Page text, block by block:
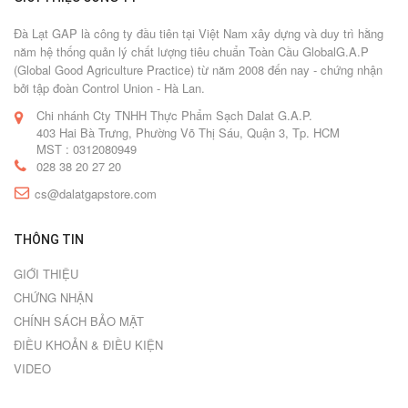
Đà Lạt GAP là công ty đầu tiên tại Việt Nam xây dựng và duy trì hằng
năm hệ thống quản lý chất lượng tiêu chuẩn Toàn Cầu GlobalG.A.P
(Global Good Agriculture Practice) từ năm 2008 đến nay - chứng nhận
bởi tập đoàn Control Union - Hà Lan.
Chi nhánh Cty TNHH Thực Phẩm Sạch Dalat G.A.P.
403 Hai Bà Trưng, Phường Võ Thị Sáu, Quận 3, Tp. HCM
MST : 0312080949
028 38 20 27 20
cs@dalatgapstore.com
THÔNG TIN
GIỚI THIỆU
CHỨNG NHẬN
CHÍNH SÁCH BẢO MẬT
ĐIỀU KHOẢN & ĐIỀU KIỆN
VIDEO